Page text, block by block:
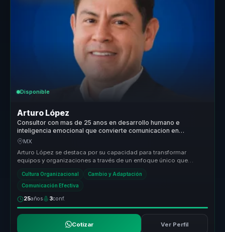
Disponible
Arturo López
Consultor con mas de 25 anos en desarrollo humano e
inteligencia emocional que convierte comunicacion en
compromiso para equipos.
MX
Arturo López se destaca por su capacidad para transformar
equipos y organizaciones a través de un enfoque único que
Cultura Organizacional Cambio y Adaptación
Comunicación Efectiva
25años 3conf.
Cotizar Ver Perfil